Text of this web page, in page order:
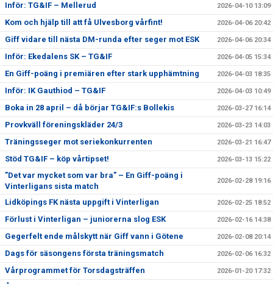
Inför: TG&IF – Mellerud 2026-04-10 13:09
Kom och hjälp till att få Ulvesborg vårfint! 2026-04-06 20:42
Giff vidare till nästa DM-runda efter seger mot ESK 2026-04-06 20:34
Inför: Ekedalens SK – TG&IF 2026-04-05 15:34
En Giff-poäng i premiären efter stark upphämtning 2026-04-03 18:35
Inför: IK Gauthiod – TG&IF 2026-04-03 10:49
Boka in 28 april – då börjar TG&IF:s Bollekis 2026-03-27 16:14
Provkväll föreningskläder 24/3 2026-03-23 14:03
Träningsseger mot seriekonkurrenten 2026-03-21 16:47
Stöd TG&IF – köp vårtipset! 2026-03-13 15:22
”Det var mycket som var bra” – En Giff-poäng i
Vinterligans sista match
2026-02-28 19:16
Lidköpings FK nästa uppgift i Vinterligan 2026-02-25 18:52
Förlust i Vinterligan – juniorerna slog ESK 2026-02-16 14:38
Gegerfelt ende målskytt när Giff vann i Götene 2026-02-08 20:14
Dags för säsongens första träningsmatch 2026-02-06 16:32
Vårprogrammet för Torsdagsträffen 2026-01-20 17:32